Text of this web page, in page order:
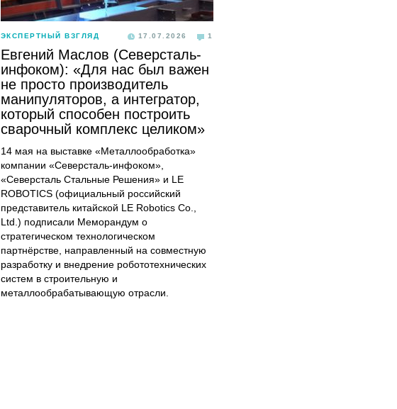
ЭКСПЕРТНЫЙ ВЗГЛЯД 17.07.2026 1
Евгений Маслов (Северсталь-
инфоком): «Для нас был важен
не просто производитель
манипуляторов, а интегратор,
который способен построить
сварочный комплекс целиком»
14 мая на выставке «Металлообработка»
компании «Северсталь-инфоком»,
«Северсталь Стальные Решения» и LE
ROBOTICS (официальный российский
представитель китайской LE Robotics Co.,
Ltd.) подписали Меморандум о
стратегическом технологическом
партнёрстве, направленный на совместную
разработку и внедрение робототехнических
систем в строительную и
металлообрабатывающую отрасли.